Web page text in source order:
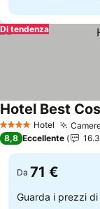
Di tendenza
4 Stelle Hotel
Hotel Best
8,8 Eccellente
Da 71 €
Guarda i prezzi di